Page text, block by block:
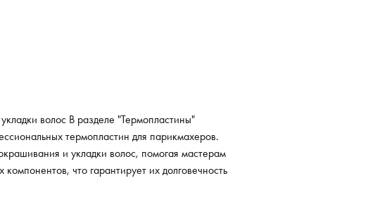
волос В разделе "Термопластины"
термопластин для парикмахеров.
и укладки волос, помогая мастерам
что гарантирует их долговечность